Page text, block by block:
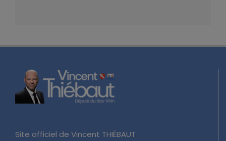
Site officiel de Vincent THIÉBAUT